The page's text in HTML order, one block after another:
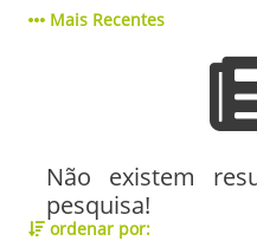
Mais Recentes
Não existem
pesquisa!
ordenar por: